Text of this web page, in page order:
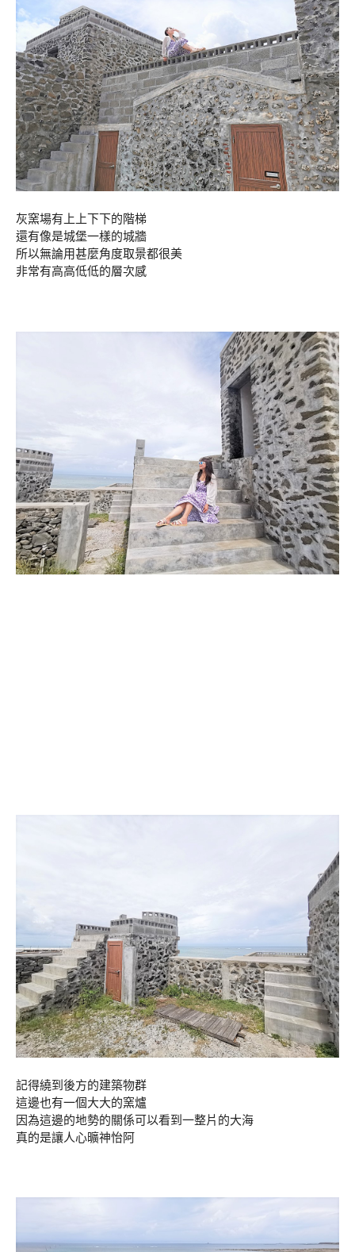
灰窯場有上上下下的階梯
還有像是城堡一樣的城牆
所以無論用甚麼角度取景都很美
非常有高高低低的層次感
記得繞到後方的建築物群
這邊也有一個大大的窯爐
因為這邊的地勢的關係可以看到一整片的大海
真的是讓人心曠神怡阿